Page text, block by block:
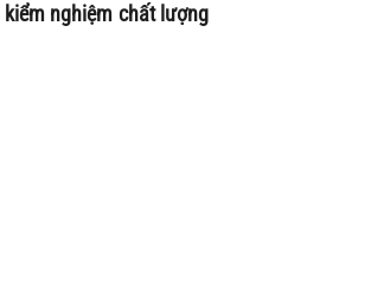
kiểm nghiệm chất lượng